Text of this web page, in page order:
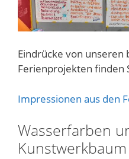
Eindrücke von unseren
Ferienprojekten finden
Impressionen aus den
Wasserfarben
Kunstwerkbaum